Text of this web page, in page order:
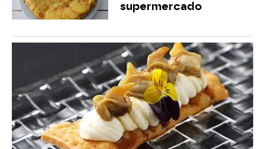
supermercado